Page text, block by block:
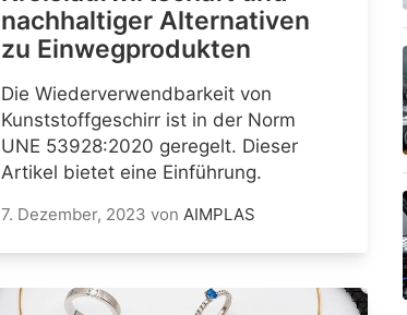
nachhaltiger Alternativen
zu Einwegprodukten
Die Wiederverwendbarkeit von
Kunststoffgeschirr ist in der Norm
UNE 53928:2020 geregelt. Dieser
Artikel bietet eine Einführung.
7. Dezember, 2023 von AIMPLAS